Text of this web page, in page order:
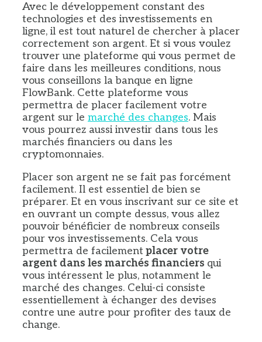
Avec le développement constant des
technologies et des investissements en
ligne, il est tout naturel de chercher à placer
correctement son argent. Et si vous voulez
trouver une plateforme qui vous permet de
faire dans les meilleures conditions, nous
vous conseillons la banque en ligne
FlowBank. Cette plateforme vous
permettra de placer facilement votre
argent sur le marché des changes. Mais
vous pourrez aussi investir dans tous les
marchés financiers ou dans les
cryptomonnaies.
Placer son argent ne se fait pas forcément
facilement. Il est essentiel de bien se
préparer. Et en vous inscrivant sur ce site et
en ouvrant un compte dessus, vous allez
pouvoir bénéficier de nombreux conseils
pour vos investissements. Cela vous
permettra de facilement placer votre
argent dans les marchés financiers qui
vous intéressent le plus, notamment le
marché des changes. Celui-ci consiste
essentiellement à échanger des devises
contre une autre pour profiter des taux de
change.